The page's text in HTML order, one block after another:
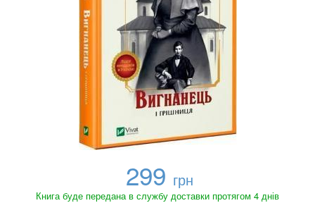
299 грн
Книга буде передана в службу доставки протягом 4 днів